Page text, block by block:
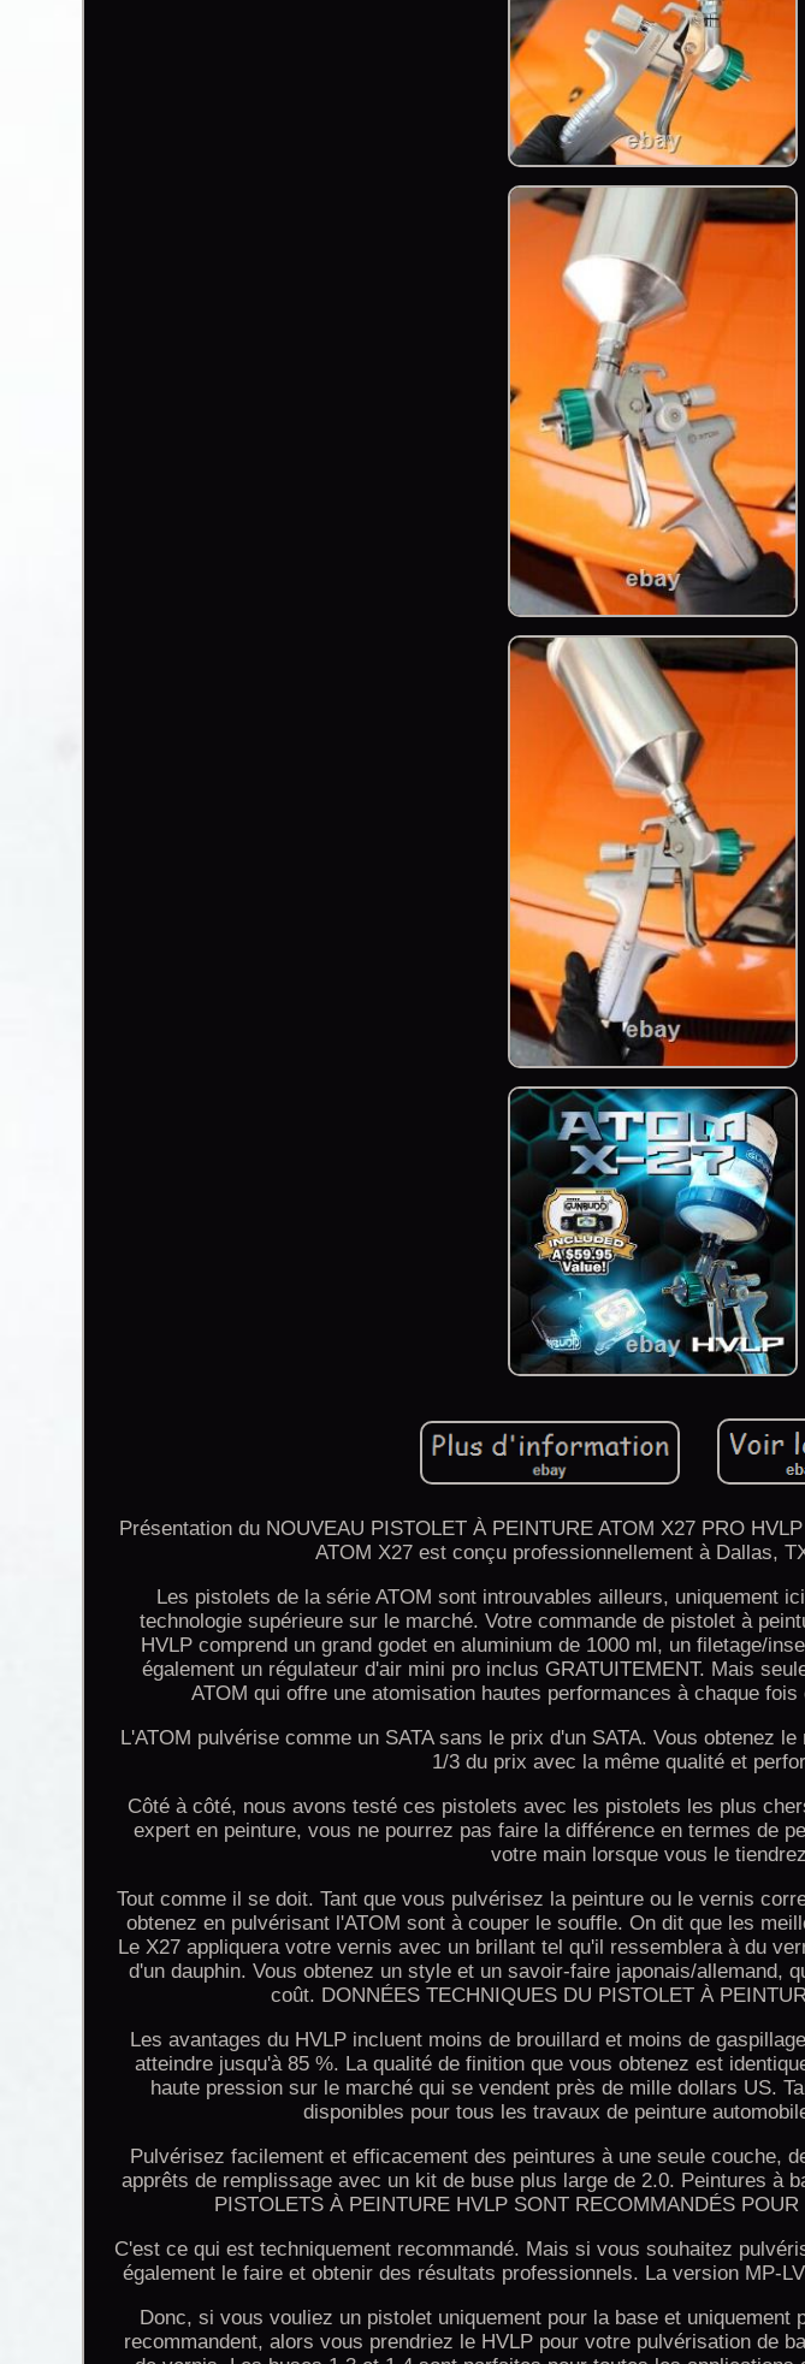
Présentation du NOUVEAU PISTOLET À PEINTURE ATOM X27 PRO
ATOM X27 est conçu professionnellement à Dallas,
Les pistolets de la série ATOM sont introuvables ailleurs, uniquement
technologie supérieure sur le marché. Votre commande de pistolet à
HVLP comprend un grand godet en aluminium de 1000 ml, un filetage/
également un régulateur d'air mini pro inclus GRATUITEMENT. Mais
ATOM qui offre une atomisation hautes performances à chaque
L'ATOM pulvérise comme un SATA sans le prix d'un SATA. Vous obtenez
1/3 du prix avec la même qualité et
Côté à côté, nous avons testé ces pistolets avec les pistolets les plus
expert en peinture, vous ne pourrez pas faire la différence en termes de
votre main lorsque vous le
Tout comme il se doit. Tant que vous pulvérisez la peinture ou le vernis
obtenez en pulvérisant l'ATOM sont à couper le souffle. On dit que les
Le X27 appliquera votre vernis avec un brillant tel qu'il ressemblera à du
d'un dauphin. Vous obtenez un style et un savoir-faire japonais/allemand,
coût. DONNÉES TECHNIQUES DU PISTOLET À
Les avantages du HVLP incluent moins de brouillard et moins de
atteindre jusqu'à 85 %. La qualité de finition que vous obtenez est
haute pression sur le marché qui se vendent près de mille dollars US.
disponibles pour tous les travaux de peinture
Pulvérisez facilement et efficacement des peintures à une seule couche,
apprêts de remplissage avec un kit de buse plus large de 2.0. Peintures à
PISTOLETS À PEINTURE HVLP SONT RECOMMANDÉS
C'est ce qui est techniquement recommandé. Mais si vous souhaitez
également le faire et obtenir des résultats professionnels. La version MP-
Donc, si vous vouliez un pistolet uniquement pour la base et
recommandent, alors vous prendriez le HVLP pour votre pulvérisation de